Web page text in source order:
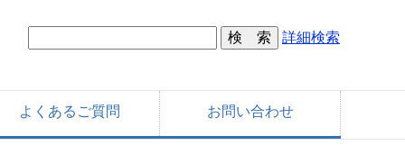
詳細検索
よくあるご質問 お問い合わせ